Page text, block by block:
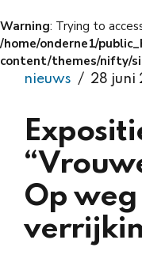
Warning: Trying to
/home/onderne1/
content/themes/nifty/
nieuws 28 juni
Op